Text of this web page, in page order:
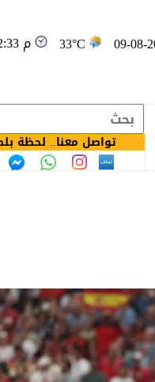
33°C 02:33 م
تواصل معنا.. لحظة